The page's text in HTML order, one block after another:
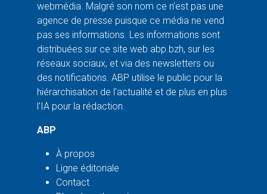
webmédia. Malgré son nom ce n'est pas une
agence de presse puisque ce média ne vend
pas ses informations. Les informations sont
distribuées sur ce site web abp.bzh, sur les
réseaux sociaux, et via des newsletters ou
des notifications. ABP utilise le public pour la
hiérarchisation de l'actualité et de plus en plus
l'IA pour la rédaction.
ABP
À propos
Ligne éditoriale
Contact